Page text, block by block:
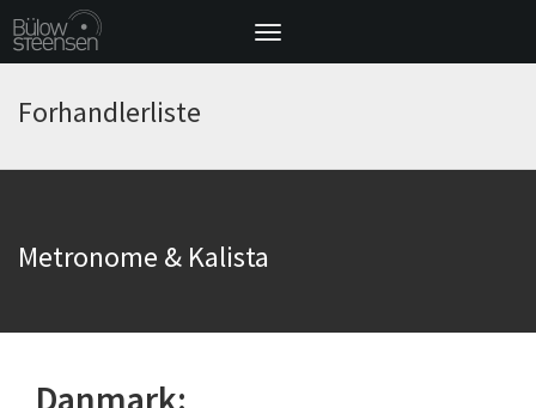
Toggle
navigation
Forhandlerliste
Metronome & Kalista
Danmark: